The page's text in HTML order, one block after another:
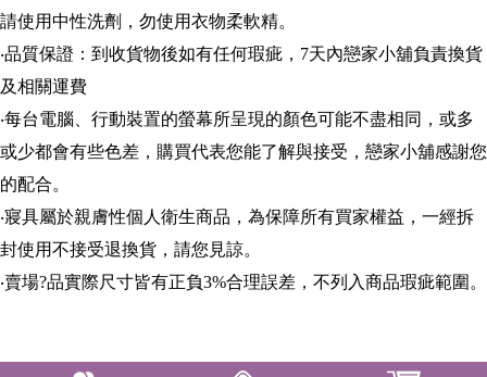
請使用中性洗劑，勿使用衣物柔軟精。
‧品質保證：到收貨物後如有任何瑕疵，7天內戀家小舖負責換貨
及相關運費
‧每台電腦、行動裝置的螢幕所呈現的顏色可能不盡相同，或多
或少都會有些色差，購買代表您能了解與接受，戀家小舖感謝您
的配合。
‧寢具屬於親膚性個人衛生商品，為保障所有買家權益，一經拆
封使用不接受退換貨，請您見諒。
‧賣場?品實際尺寸皆有正負3%合理誤差，不列入商品瑕疵範圍。